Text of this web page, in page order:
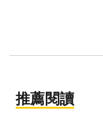
推薦閱讀